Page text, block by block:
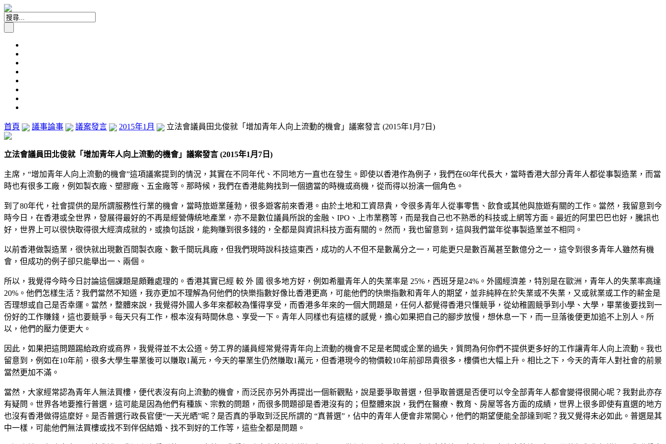
首頁 議事論事 議案發言 2015年1月 立法會議員田北俊就「增加青年人向上流動的機會」議案發言 (2015年1月7日)
立法會議員田北俊就「增加青年人向上流動的機會」議案發言 (2015年1月7日)
主席，“增加青年人向上流動的機會”這項議案提到的情況，其實在不同年代、不同地方一直也在發生。即使以香港作為例子，我們在60年代長大，當時香港大部分青年人都從事製造業，而當
時也有很多工廠，例如製衣廠、塑膠廠、五金廠等。那時候，我們在香港能夠找到一個適當的時機或商機，從而得以扮演一個角色。
到了80年代，社會提供的是所謂服務性行業的機會，當時旅遊業蓬勃，很多遊客前來香港。由於土地和工資昂貴，令很多青年人從事零售、飲食或其他與旅遊有關的工作。當然，我留意到今
時今日，在香港或全世界，發展得最好的不再是經營傳統地產業，亦不是數位議員所說的金融、IPO、上市業務等，而是我自己也不熟悉的科技或上網等方面。最近的阿里巴巴也好，騰訊也
好，世界上可以很快取得很大經濟成就的，或換句話說，能夠賺到很多錢的，全都是與資訊科技方面有關的。然而，我也留意到，這與我們當年從事製造業並不相同。
以前香港做製造業，很快就出現數百間製衣廠、數千間玩具廠，但我們現時說科技這東西，成功的人不但不是數萬分之一，可能更只是數百萬甚至數億分之一，這令到很多青年人雖然有機
會，但成功的例子卻只能舉出一、兩個。
所以，我覺得今時今日討論這個課題是頗難處理的。香港其實已經 較 外 國 很多地方好，例如希臘青年人的失業率是 25%，西班牙是24%。外國經濟差，特別是在歐洲，青年人的失業率高達
20%。他們怎樣生活？我們當然不知道，我亦更加不理解為何他們的快樂指數好像比香港更高，可能他們的快樂指數和青年人的期望，並非純粹在於失業或不失業，又或就業或工作的薪金是
否理想或自己是否幸運。當然，整體來說，我覺得外國人多年來都較為懂得享受，而香港多年來的一個大問題是，任何人都覺得香港只懂競爭，從幼稚園競爭到小學、大學，畢業後要找到一
份好的工作賺錢，這也要競爭。每天只有工作，根本沒有時間休息、享受一下。青年人同樣也有這樣的感覺，擔心如果把自己的腳步放慢，想休息一下，而一旦落後便更加追不上別人。所
以，他們的壓力便更大。
因此，如果把這問題踢給政府或商界，我覺得並不太公道。勞工界的議員經常覺得青年向上流動的機會不足是老闆或企業的過失，質問為何你們不提供更多好的工作讓青年人向上流動。我也
留意到，例如在10年前，很多大學生畢業後可以賺取1萬元，今天的畢業生仍然賺取1萬元，但香港現今的物價較10年前卻昂貴很多，樓價也大幅上升。相比之下，今天的青年人對社會的前景
當然更加不滿。
當然，大家經常認為青年人無法買樓，便代表沒有向上流動的機會，而泛民亦另外再提出一個新觀點，說是要爭取普選，但爭取普選是否便可以令全部青年人都會變得很開心呢？我對此亦存
有疑問。世界各地要推行普選，這可能是因為他們有種族、宗教的問題，而很多問題卻是香港沒有的；但整體來說，我們在醫療、教育、房屋等各方面的成績，世界上很多即使有直選的地方
也沒有香港做得這麼好。是否普選行政長官便“一天光晒”呢？是否真的爭取到泛民所謂的 “真普選”，佔中的青年人便會非常開心，他們的期望便能全部達到呢？我又覺得未必如此。普選是其
中一樣，可能他們無法買樓或找不到伴侶結婚、找不到好的工作等，這些全都是問題。